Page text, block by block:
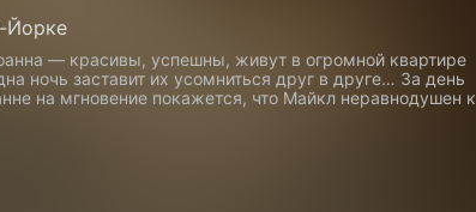
Йорке
— красивы, успешны, живут в огромной квартире
ночь заставит их усомниться друг в друге… За день
на мгновение покажется, что Майкл неравнодушен к